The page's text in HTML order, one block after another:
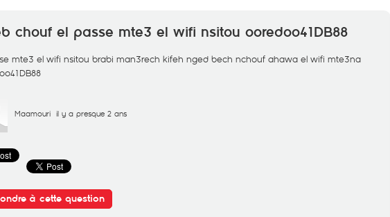
chouf el passe mte3 el wifi nsitou ooredoo41DB88
mte3 el wifi nsitou brabi man3rech kifeh nged bech nchouf ahawa el wifi mte3na
Maamouri il y a presque 2 ans
à cette question